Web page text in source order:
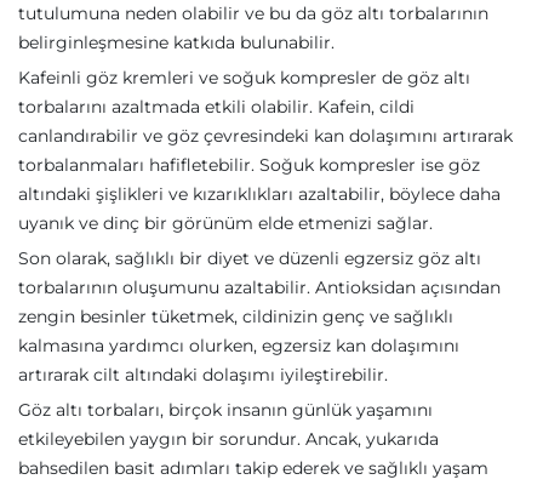
tutulumuna neden olabilir ve bu da göz altı torbalarının
belirginleşmesine katkıda bulunabilir.
Kafeinli göz kremleri ve soğuk kompresler de göz altı
torbalarını azaltmada etkili olabilir. Kafein, cildi
canlandırabilir ve göz çevresindeki kan dolaşımını artırarak
torbalanmaları hafifletebilir. Soğuk kompresler ise göz
altındaki şişlikleri ve kızarıklıkları azaltabilir, böylece daha
uyanık ve dinç bir görünüm elde etmenizi sağlar.
Son olarak, sağlıklı bir diyet ve düzenli egzersiz göz altı
torbalarının oluşumunu azaltabilir. Antioksidan açısından
zengin besinler tüketmek, cildinizin genç ve sağlıklı
kalmasına yardımcı olurken, egzersiz kan dolaşımını
artırarak cilt altındaki dolaşımı iyileştirebilir.
Göz altı torbaları, birçok insanın günlük yaşamını
etkileyebilen yaygın bir sorundur. Ancak, yukarıda
bahsedilen basit adımları takip ederek ve sağlıklı yaşam